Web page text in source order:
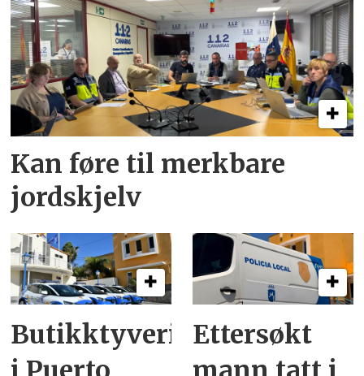
Kan føre til merkbare
jordskjelv
Butikktyveri
Ettersøkt